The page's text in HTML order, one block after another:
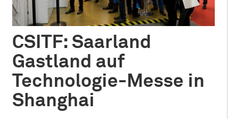
CSITF: Saarland
Gastland auf
Technologie-Messe in
Shanghai